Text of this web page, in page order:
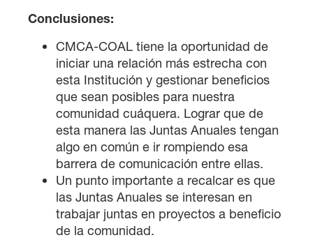
Conclusiones:
CMCA-COAL tiene la oportunidad de
iniciar una relación más estrecha con
esta Institución y gestionar beneficios
que sean posibles para nuestra
comunidad cuáquera. Lograr que de
esta manera las Juntas Anuales tengan
algo en común e ir rompiendo esa
barrera de comunicación entre ellas.
Un punto importante a recalcar es que
las Juntas Anuales se interesan en
trabajar juntas en proyectos a beneficio
de la comunidad.